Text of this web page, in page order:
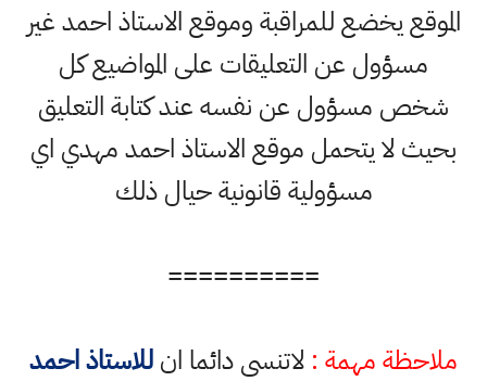
الموقع يخضع للمراقبة وموقع الاستاذ احمد غير
مسؤول عن التعليقات على المواضيع كل
شخص مسؤول عن نفسه عند كتابة التعليق
بحيث لا يتحمل موقع الاستاذ احمد مهدي اي
مسؤولية قانونية حيال ذلك
==========
ملاحظة مهمة : لاتنسى دائما انللاستاذ احمد